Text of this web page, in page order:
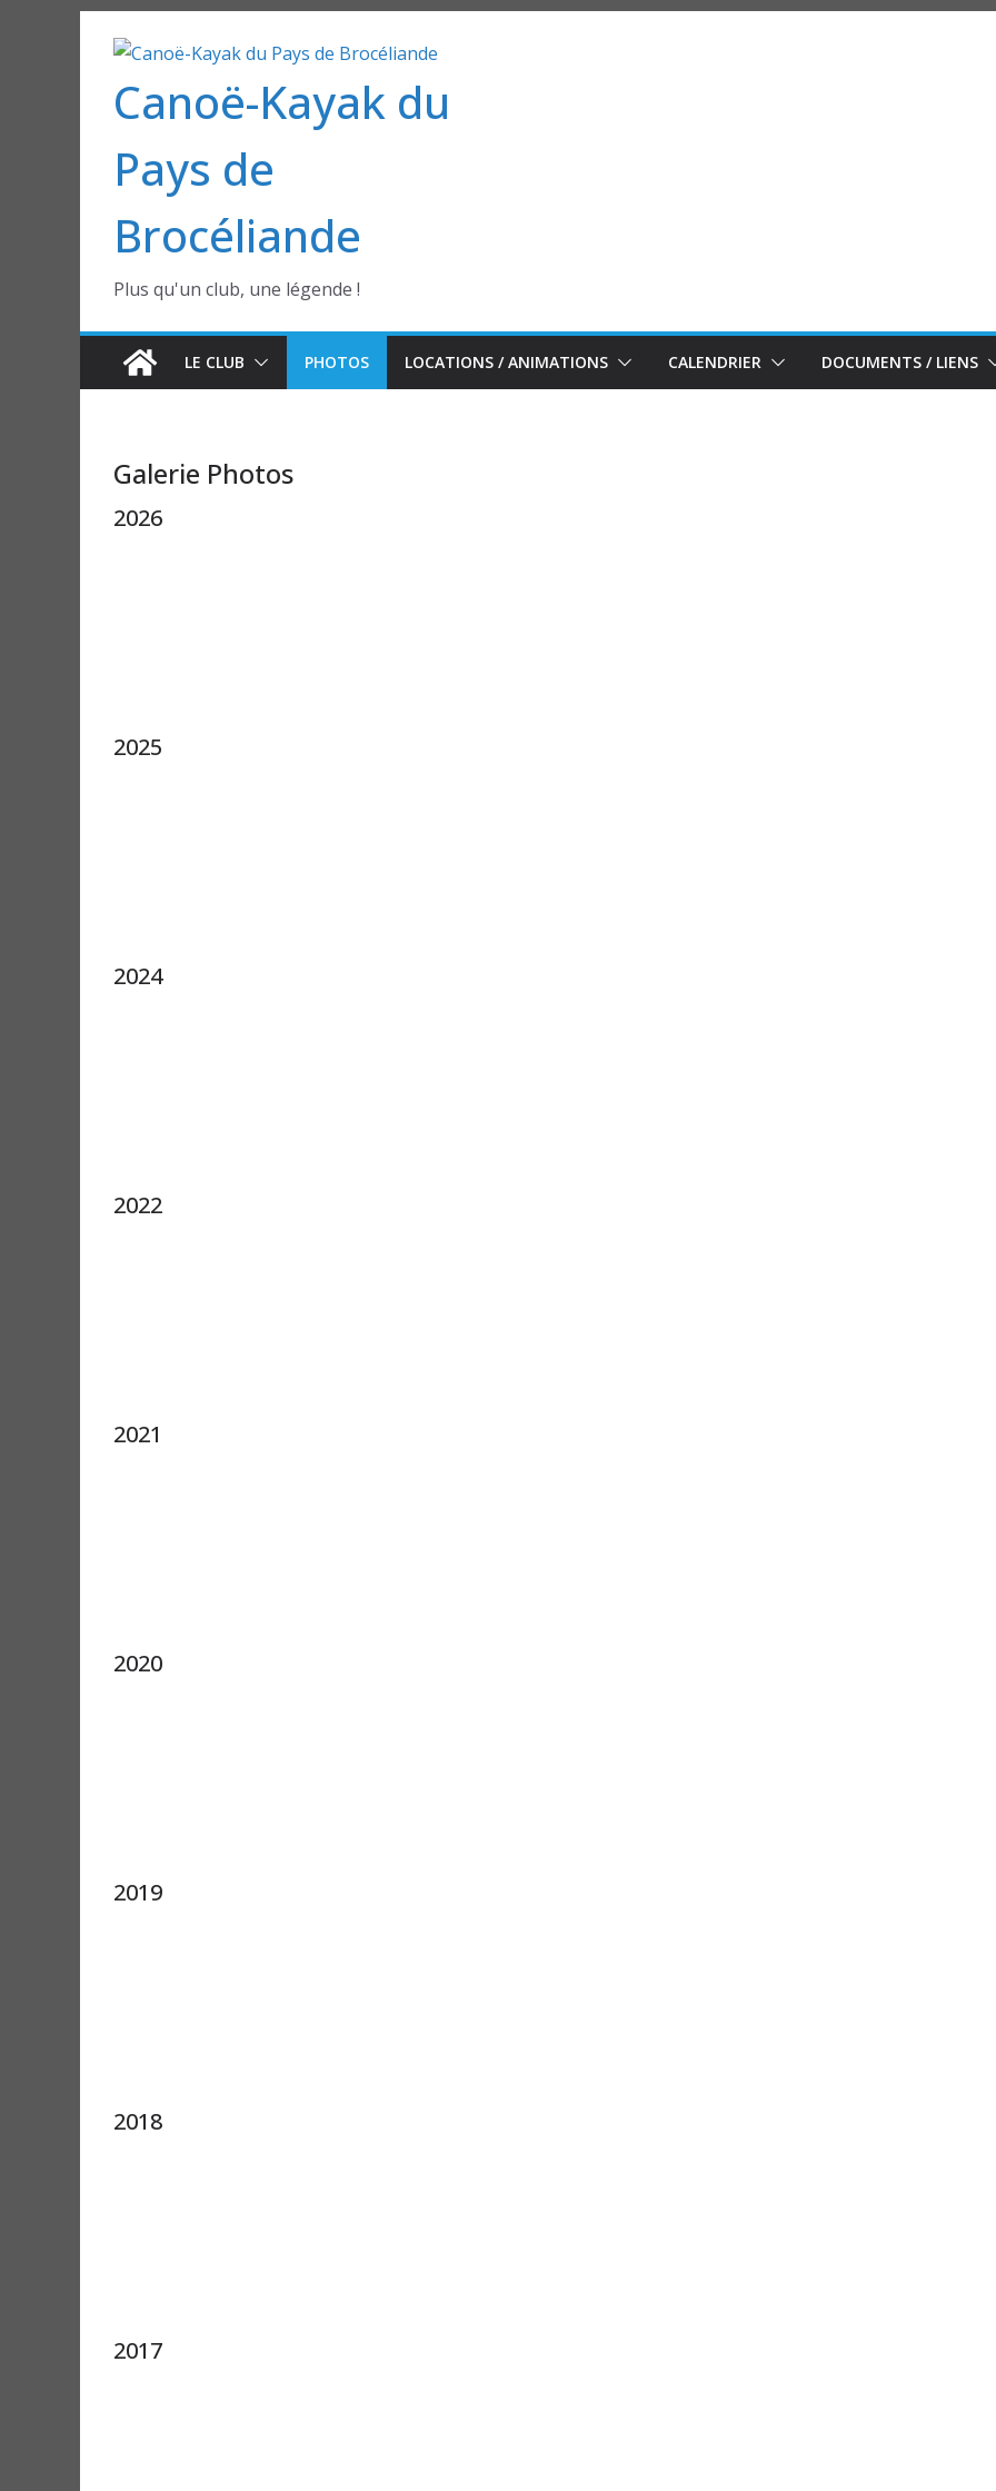
contenuCanoë-Kayak du
Pays de
Brocéliande
Plus qu'un club, une légende !
LE CLUB PHOTOS LOCATIONS / ANIMATIONS CALENDRIER DOCUMENTS / LIENS
Galerie Photos
2026
2025
2024
2022
2021
2020
2019
2018
2017